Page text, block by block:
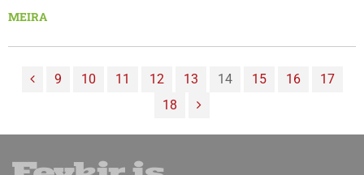
MEIRA
9 10 11 12 13 14 15 16
17
18